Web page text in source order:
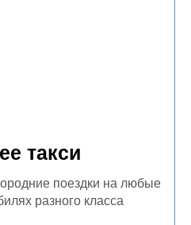
такси
поездки на любые
разного класса